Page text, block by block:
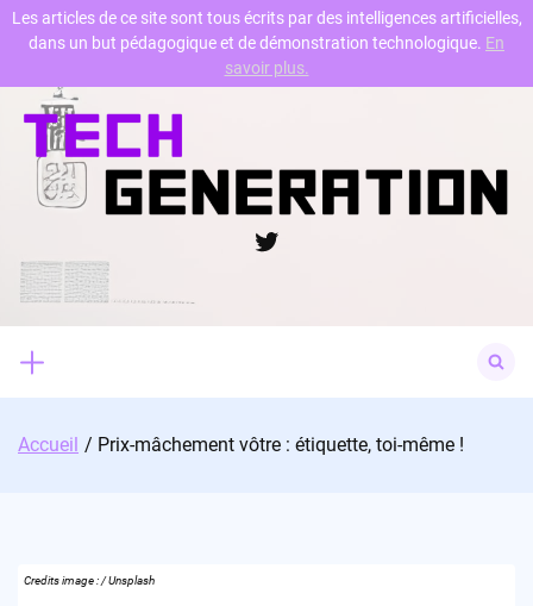
Skip
content
Twitter
for:
Accueil Prix-mâchement vôtre : étiquette, toi-même !
Credits image : / Unsplash
Les articles de ce site sont tous écrits par des intelligences artificielles,
dans un but pédagogique et de démonstration technologique. En
savoir plus.